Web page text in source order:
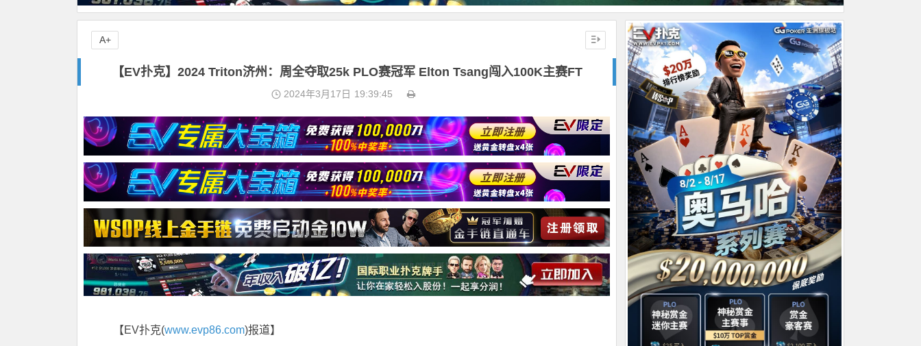
【EV扑克】2024 Triton济州：周全夺取25k PLO赛冠军 Elton Tsang闯入100K主赛FT
2024年3月17日 19:39:45
【EV扑克(www.evp86.com)报道】
A+